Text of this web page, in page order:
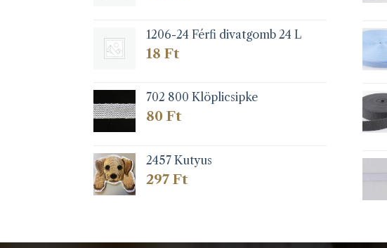
1206-24 Férfi divatgomb 24 L
18 Ft
702 800 Klöplicsipke
80 Ft
2457 Kutyus
297 Ft